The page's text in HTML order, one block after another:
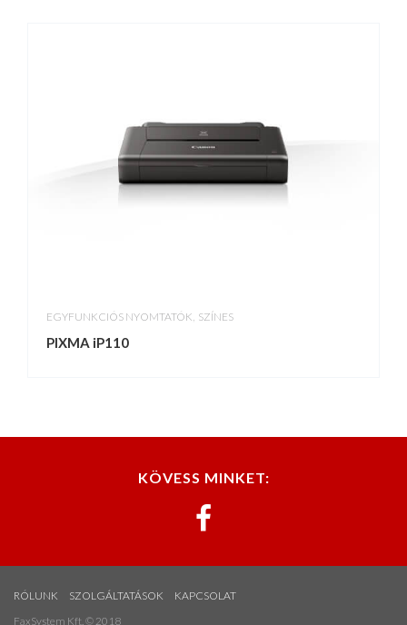
EGYFUNKCIÓS NYOMTATÓK SZÍNES
PIXMA iP110
KÖVESS MINKET:
RÓLUNK SZOLGÁLTATÁSOK
KAPCSOLAT
FaxSystem Kft. © 2018